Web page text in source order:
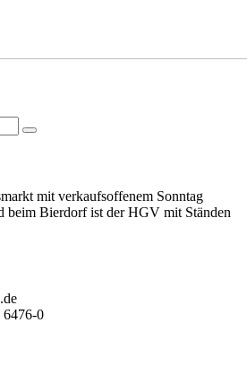
mit verkaufsoffenem Sonntag
beim Bierdorf ist der HGV mit Ständen
6476-0